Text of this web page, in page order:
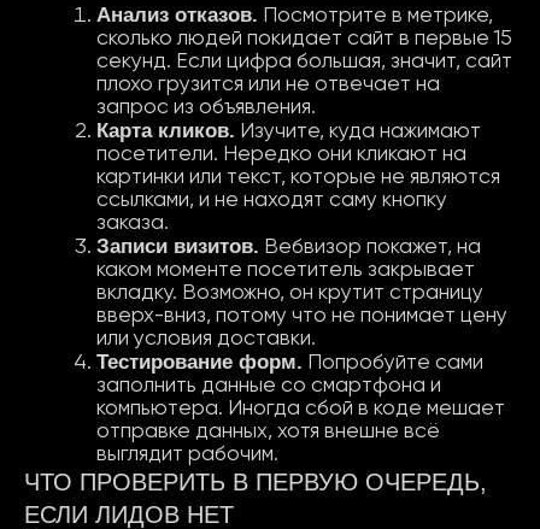
Анализ отказов. Посмотрите в метрике,
сколько людей покидает сайт в первые 15
секунд. Если цифра большая, значит, сайт
плохо грузится или не отвечает на
запрос из объявления.
Карта кликов. Изучите, куда нажимают
посетители. Нередко они кликают на
картинки или текст, которые не являются
ссылками, и не находят саму кнопку
заказа.
Записи визитов. Вебвизор покажет, на
каком моменте посетитель закрывает
вкладку. Возможно, он крутит страницу
вверх-вниз, потому что не понимает цену
или условия доставки.
Тестированиеформ. Попробуйте сами
заполнить данные со смартфона и
компьютера. Иногда сбой в коде мешает
отправке данных, хотя внешне всё
выглядит рабочим.
ЧТО ПРОВЕРИТЬ В ПЕРВУЮ ОЧЕРЕДЬ,
ЕСЛИ ЛИДОВ НЕТ